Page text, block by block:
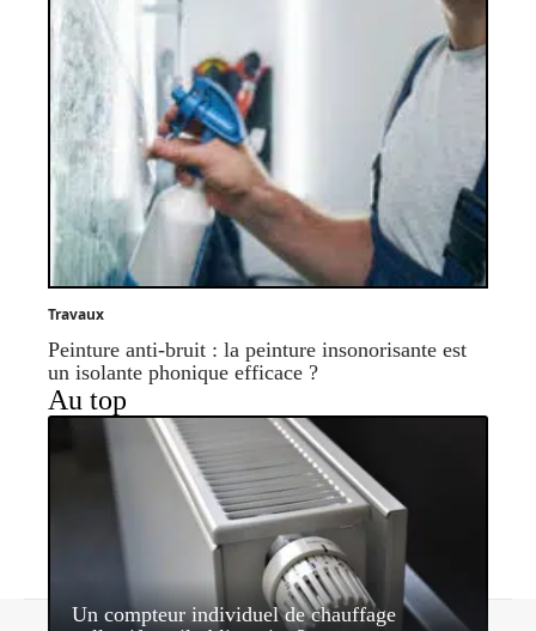
Travaux
Peinture anti-bruit : la peinture insonorisante est
un isolante phonique efficace ?
Au top
Un compteur individuel de chauffage